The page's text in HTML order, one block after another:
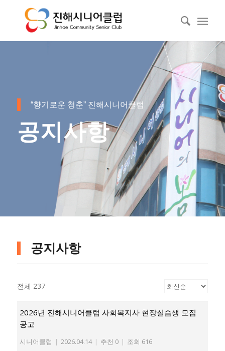
“향기로운 청춘” 진해시니어클럽
공지사항
공지사항
전체 237
2026년 진해시니어클럽 사회복지사 현장실습생 모집
공고
시니어클럽 | 2026.04.14 | 추천 0 | 조회 616